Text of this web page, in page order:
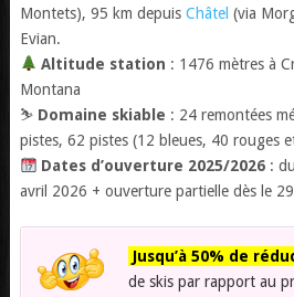
Montets), 95 km depuis Châtel (via
Evian.
Altitude station : 1476 mètres à
Montana
⛷️ Domaine skiable : 24 remontées
pistes, 62 pistes (12 bleues, 40 rouges
Dates d’ouverture 2025/2026 :
avril 2026 + ouverture partielle dès le
Jusqu’à 50% de
de skis par rapport au